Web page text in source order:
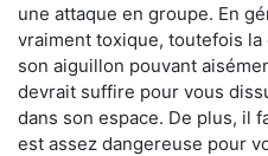
une attaque en groupe. En
vraiment toxique, toutefois
son aiguillon pouvant
devrait suffire pour vous
dans son espace. De plus, il
est assez dangereuse pour